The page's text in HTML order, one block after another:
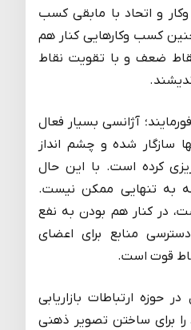
و اتحاد با مابقی کسب
کسب وکارهایی کنار هم
ضعف و با تقویت نقاط
آژانسی بسیار فعال
سازگار شده و چشم‌ انداز
کرده است. با این حال
به تنهایی ممکن نیست.
در کنار هم بودن به نفع
منابع برای اعضای
قوت است.
حوزه ارتباطات بازاریابی
برای ساختن تصویر ذهنی